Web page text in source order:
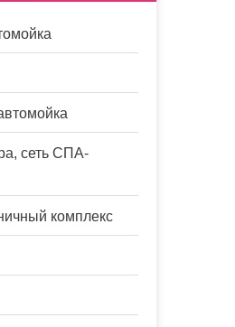
сеть СПА-
комплекс